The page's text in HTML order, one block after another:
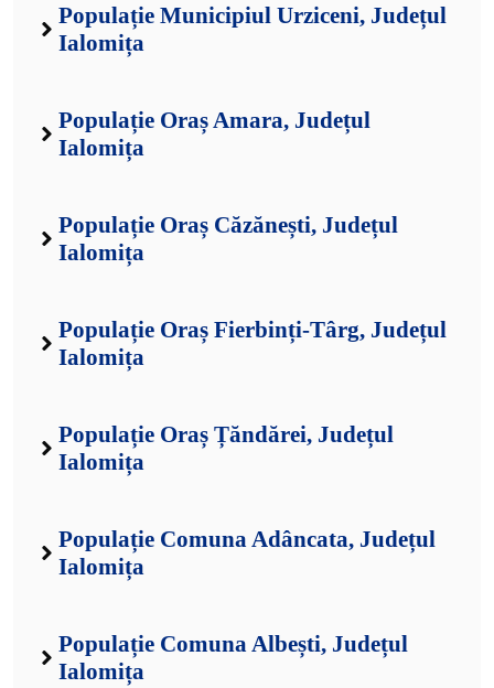
Populație Municipiul Urziceni, Județul
Ialomița
Populație Oraș Amara, Județul
Ialomița
Populație Oraș Căzănești, Județul
Ialomița
Populație Oraș Fierbinți-Târg, Județul
Ialomița
Populație Oraș Țăndărei, Județul
Ialomița
Populație Comuna Adâncata, Județul
Ialomița
Populație Comuna Albești, Județul
Ialomița